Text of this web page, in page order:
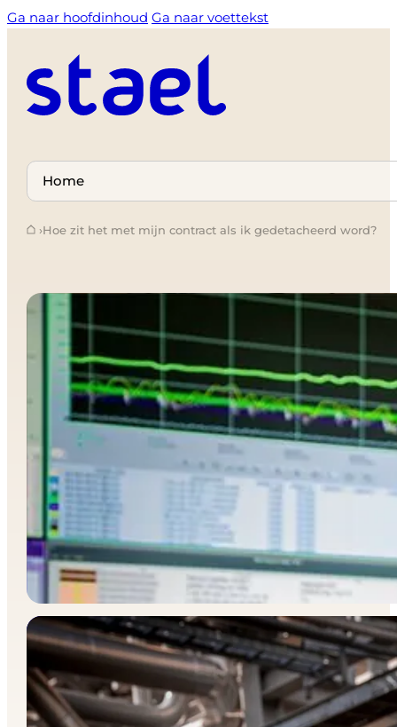
Ga naar hoofdinhoud Ga naar voettekst
Select
page
›Hoe zit het met mijn contract als ik gedetacheerd word?